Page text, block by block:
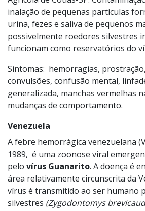
inalação de pequenas partículas
urina, fezes e saliva de pequenos
possivelmente roedores silvestres
funcionam como reservatórios do
Sintomas: hemorragias,
convulsões, confusão mental,
generalizada, manchas vermelhas
mudanças de comportamento.
Venezuela
A febre hemorrágica venezuelana
1989, é uma zoonose viral
pelo vírus Guanarito. A doença é
área relativamente circunscrita da
vírus é transmitido ao ser humano
silvestres (Zygodontomys